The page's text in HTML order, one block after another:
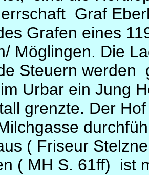
Graf
Grafen eines
Möglingen. Die
Steuern werden
Urbar ein Jung
grenzte. Der
( Friseur
( MH S. 61ff) ist